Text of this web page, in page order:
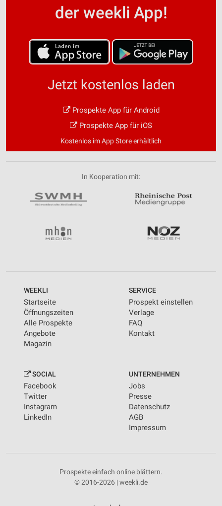
der weekli App!
Jetzt kostenlos laden
Prospekte App für Android
Prospekte App für iOS
Kostenlos im App Store erhältlich
In Kooperation mit:
WEEKLI
Startseite
Öffnungszeiten
Alle Prospekte
Angebote
Magazin
SERVICE
Prospekt einstellen
Verlage
FAQ
Kontakt
SOCIAL
Facebook
Twitter
Instagram
LinkedIn
UNTERNEHMEN
Jobs
Presse
Datenschutz
AGB
Impressum
Prospekte einfach online blättern.
© 2016-2026 | weekli.de